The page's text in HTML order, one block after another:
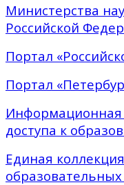
Министерства
Российской
Портал
Портал
Информационная
доступа к
Единая
образовательных